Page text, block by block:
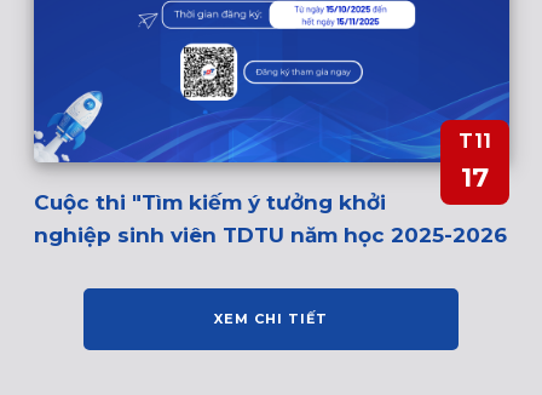
T11
17
Cuộc thi "Tìm kiếm ý tưởng khởi
nghiệp sinh viên TDTU năm học 2025-2026
XEM CHI TIẾT